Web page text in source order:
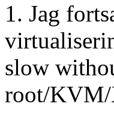
1. Jag
slow
root/KVM/